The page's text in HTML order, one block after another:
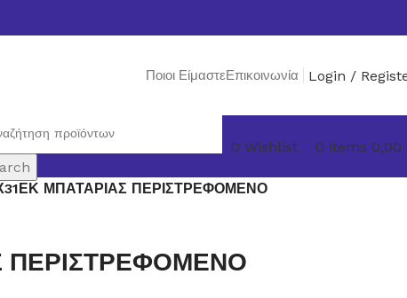
Ποιοι ΕίμαστεΕπικοινωνία Login /
0 Wishlist 0 items 0,00
ΜΠΑΤΑΡΙΑΣ ΠΕΡΙΣΤΡΕΦΟΜΕΝΟ
ΠΕΡΙΣΤΡΕΦΟΜΕΝΟ